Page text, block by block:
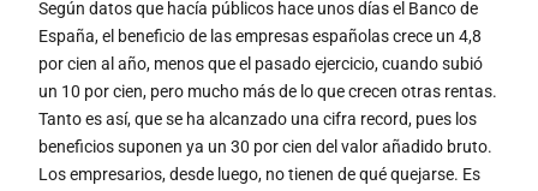
Según datos que hacía públicos hace unos días el Banco de
España, el beneficio de las empresas españolas crece un 4,8
por cien al año, menos que el pasado ejercicio, cuando subió
un 10 por cien, pero mucho más de lo que crecen otras rentas.
Tanto es así, que se ha alcanzado una cifra record, pues los
beneficios suponen ya un 30 por cien del valor añadido bruto.
Los empresarios, desde luego, no tienen de qué quejarse. Es